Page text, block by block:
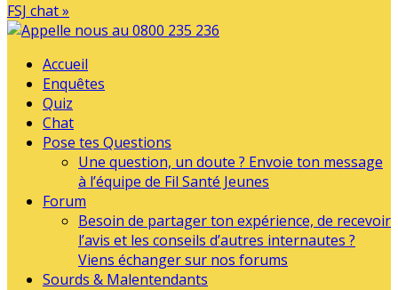
FSJ chat »
Accueil
Enquêtes
Quiz
Chat
Pose tes Questions
Une question, un doute ? Envoie ton message
à l’équipe de Fil Santé Jeunes
Forum
Besoin de partager ton expérience, de recevoir
l’avis et les conseils d’autres internautes ?
Viens échanger sur nos forums
Sourds & Malentendants